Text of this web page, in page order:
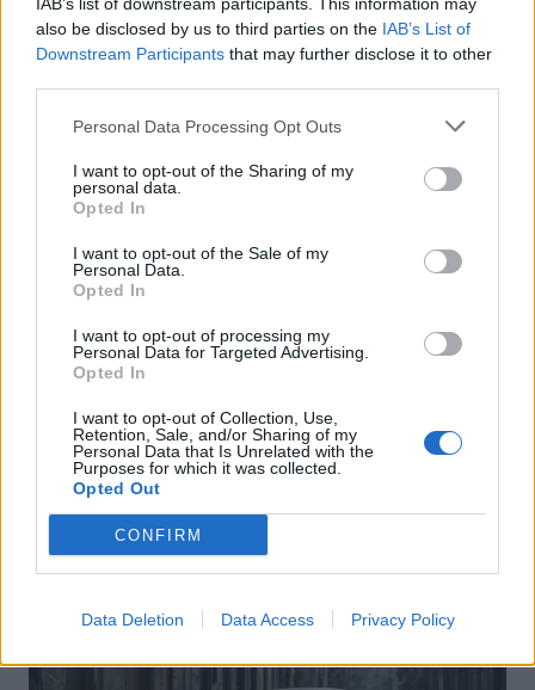
also be disclosed by us to third parties on the IAB’s List of
Downstream Participants that may further disclose it to other
Personal Data Processing Opt Outs
I want to opt-out of the Sharing of my
personal data.
Opted In
I want to opt-out of the Sale of my
Personal Data.
Opted In
I want to opt-out of processing my
Personal Data for Targeted Advertising.
Opted In
I want to opt-out of Collection, Use,
Retention, Sale, and/or Sharing of my
Personal Data that Is Unrelated with the
Purposes for which it was collected.
Opted Out
CONFIRM
Data Deletion Data Access Privacy Policy
Actus Info
Pourquoi le bouton start/stop disparaît
des voitures électriques
Auto Pour Vous